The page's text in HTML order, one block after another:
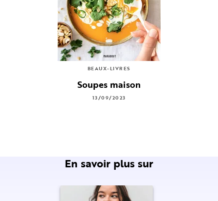
BEAUX-LIVRES
Soupes maison
13/09/2023
En savoir plus sur